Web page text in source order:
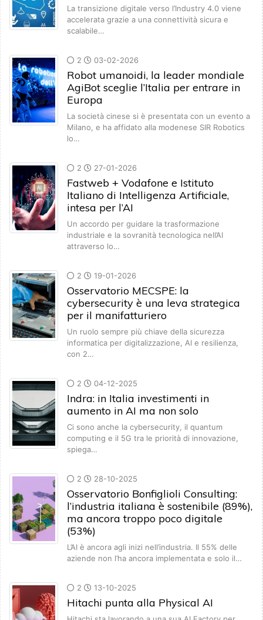
La transizione digitale verso l’Industry 4.0 viene
accelerata grazie a una connettività sicura e
scalabile…
2 03-02-2026
Robot umanoidi, la leader mondiale
AgiBot sceglie l’Italia per entrare in
Europa
La società cinese si è presentata con un evento a
Milano, e ha affidato alla modenese SIR Robotics
lo…
2 27-01-2026
Fastweb + Vodafone e Istituto
Italiano di Intelligenza Artificiale,
intesa per l’AI
Un accordo per guidare la trasformazione
industriale e la sovranità tecnologica nell’AI
attraverso lo…
2 19-01-2026
Osservatorio MECSPE: la
cybersecurity è una leva strategica
per il manifatturiero
Un ruolo sempre più chiave della sicurezza
informatica per digitalizzazione, AI e resilienza,
con 2…
2 04-12-2025
Indra: in Italia investimenti in
aumento in AI ma non solo
Ci sono anche la cybersecurity, il quantum
computing e il 5G tra le priorità di innovazione,
spiega…
2 28-10-2025
Osservatorio Bonfiglioli Consulting:
l’industria italiana è sostenibile (89%),
ma ancora troppo poco digitale
(53%)
L’AI è ancora agli inizi nell’industria. Il 55% delle
aziende non l’ha ancora implementata e solo il…
2 13-10-2025
Hitachi punta alla Physical AI